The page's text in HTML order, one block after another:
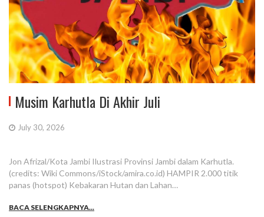
Musim Karhutla Di Akhir Juli
July 30, 2026
Jon Afrizal/Kota Jambi Ilustrasi Provinsi Jambi dalam Karhutla.
(credits: Wiki Commons/iStock/amira.co.id) HAMPIR 2.000 titik
panas (hotspot) Kebakaran Hutan dan Lahan…
BACA SELENGKAPNYA...